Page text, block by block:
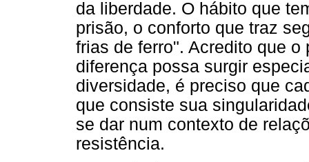
da liberdade. O hábito que
prisão, o conforto que traz
frias de ferro". Acredito que
diferença possa surgir
diversidade, é preciso que
que consiste sua
se dar num contexto de
resistência.